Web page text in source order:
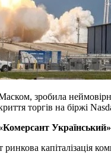
зробила
торгів на біржі
Український»
капіталізація